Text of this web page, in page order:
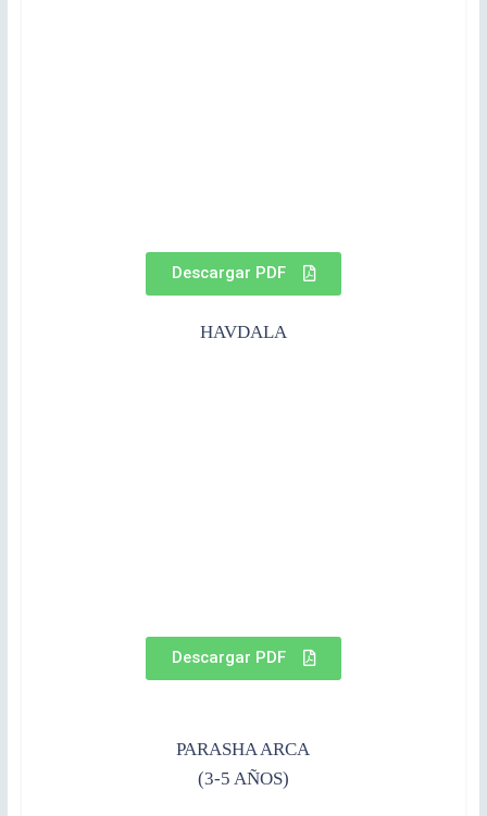
Descargar PDF
HAVDALA
Descargar PDF
PARASHA ARCA
(3-5 AÑOS)